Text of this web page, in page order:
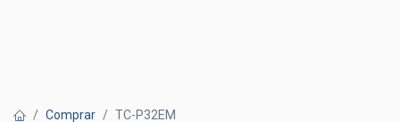
Comprar TC-P32EM